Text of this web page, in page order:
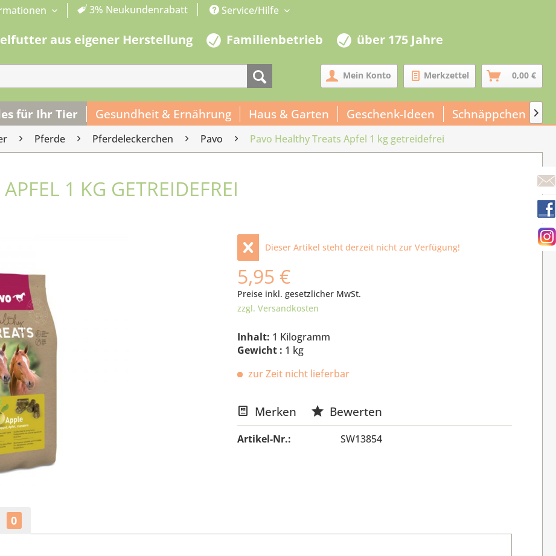
3% Neukundenrabatt Service/Hilfe
aus eigener Herstellung Familienbetrieb über 175 Jahre
Mein Konto Merkzettel 0,00 €
für Ihr Tier Gesundheit & Ernährung Haus & Garten Geschenk-Ideen Schnäppchen 
Pferde Pferdeleckerchen Pavo Pavo Healthy Treats Apfel 1 kg getreidefrei
1 KG GETREIDEFREI
Dieser Artikel steht derzeit nicht zur Verfügung!
5,95 €
Preise inkl. gesetzlicher MwSt.
zzgl. Versandkosten
Inhalt: 1 Kilogramm
Gewicht : 1 kg
zur Zeit nicht lieferbar
Merken Bewerten
Artikel-Nr.: SW13854
0